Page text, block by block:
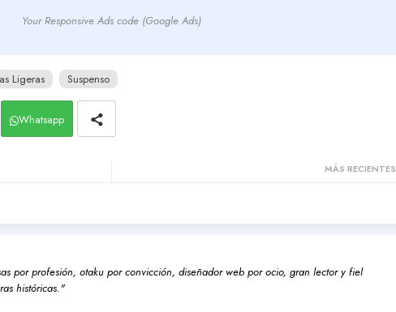
Your Responsive Ads code (Google Ads)
Ligeras Suspenso
Whatsapp
MÁS RECIENTES
por profesión, otaku por convicción, diseñador web por ocio, gran lector y fiel
históricas."